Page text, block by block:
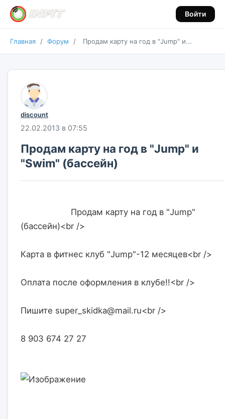
Войти
Главная / Форум / Продам карту на год в "Jump" и...
discount
22.02.2013 в 07:55
Продам карту на год в "Jump" и
"Swim" (бассейн)
(бассейн)<br />
Карта в фитнес клуб "Jump"-12 месяцев<br />
Оплата после оформления в клубе!!<br />
Пишите super_skidka@mail.ru<br />
8 903 674 27 27